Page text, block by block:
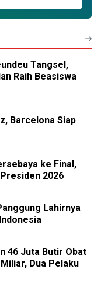
Tangsel,
Raih Beasiswa
Barcelona Siap
ke Final,
2026
Lahirnya
46 Juta Butir Obat
Dua Pelaku